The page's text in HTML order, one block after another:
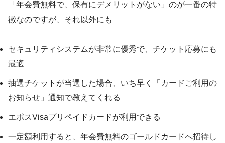
「年会費無料で、保有にデメリットがない」のが一番の特
徴なのですが、それ以外にも
セキュリティシステムが非常に優秀で、チケット応募にも
最適
抽選チケットが当選した場合、いち早く「カードご利用の
お知らせ」通知で教えてくれる
エポスVisaプリペイドカードが利用できる
一定額利用すると、年会費無料のゴールドカードへ招待し